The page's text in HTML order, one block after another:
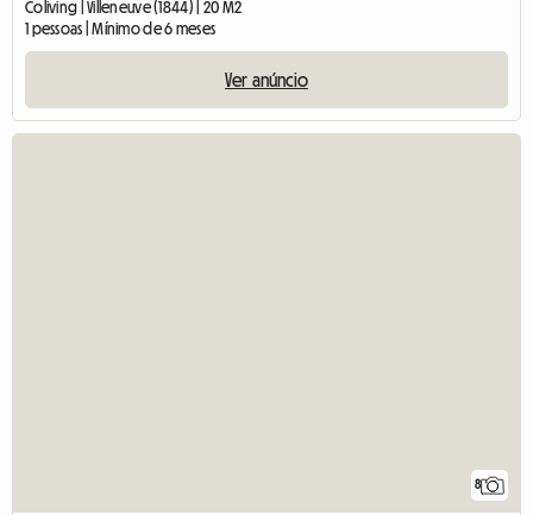
Coliving | Villeneuve (1844) | 20 M2
1 pessoas | Mínimo de 6 meses
Ver anúncio
8